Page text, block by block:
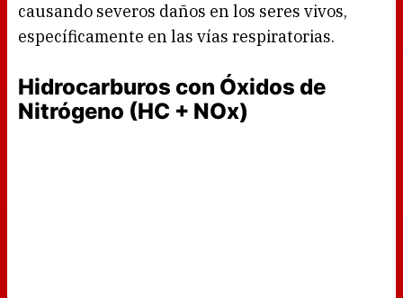
causando severos daños en los seres vivos,
específicamente en las vías respiratorias.
Hidrocarburos con Óxidos de
Nitrógeno (HC + NOx)